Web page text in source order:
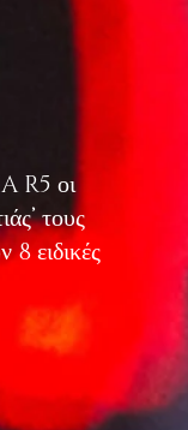
R5 οι
τους
ειδικές